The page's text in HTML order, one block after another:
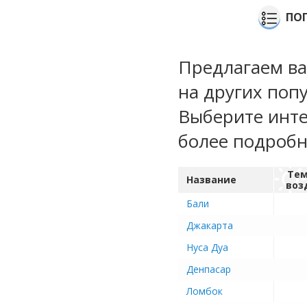
Предлагаем
на других
Выберите
более
Название
Бали
Джакарта
Нуса Дуа
Денпасар
Ломбок